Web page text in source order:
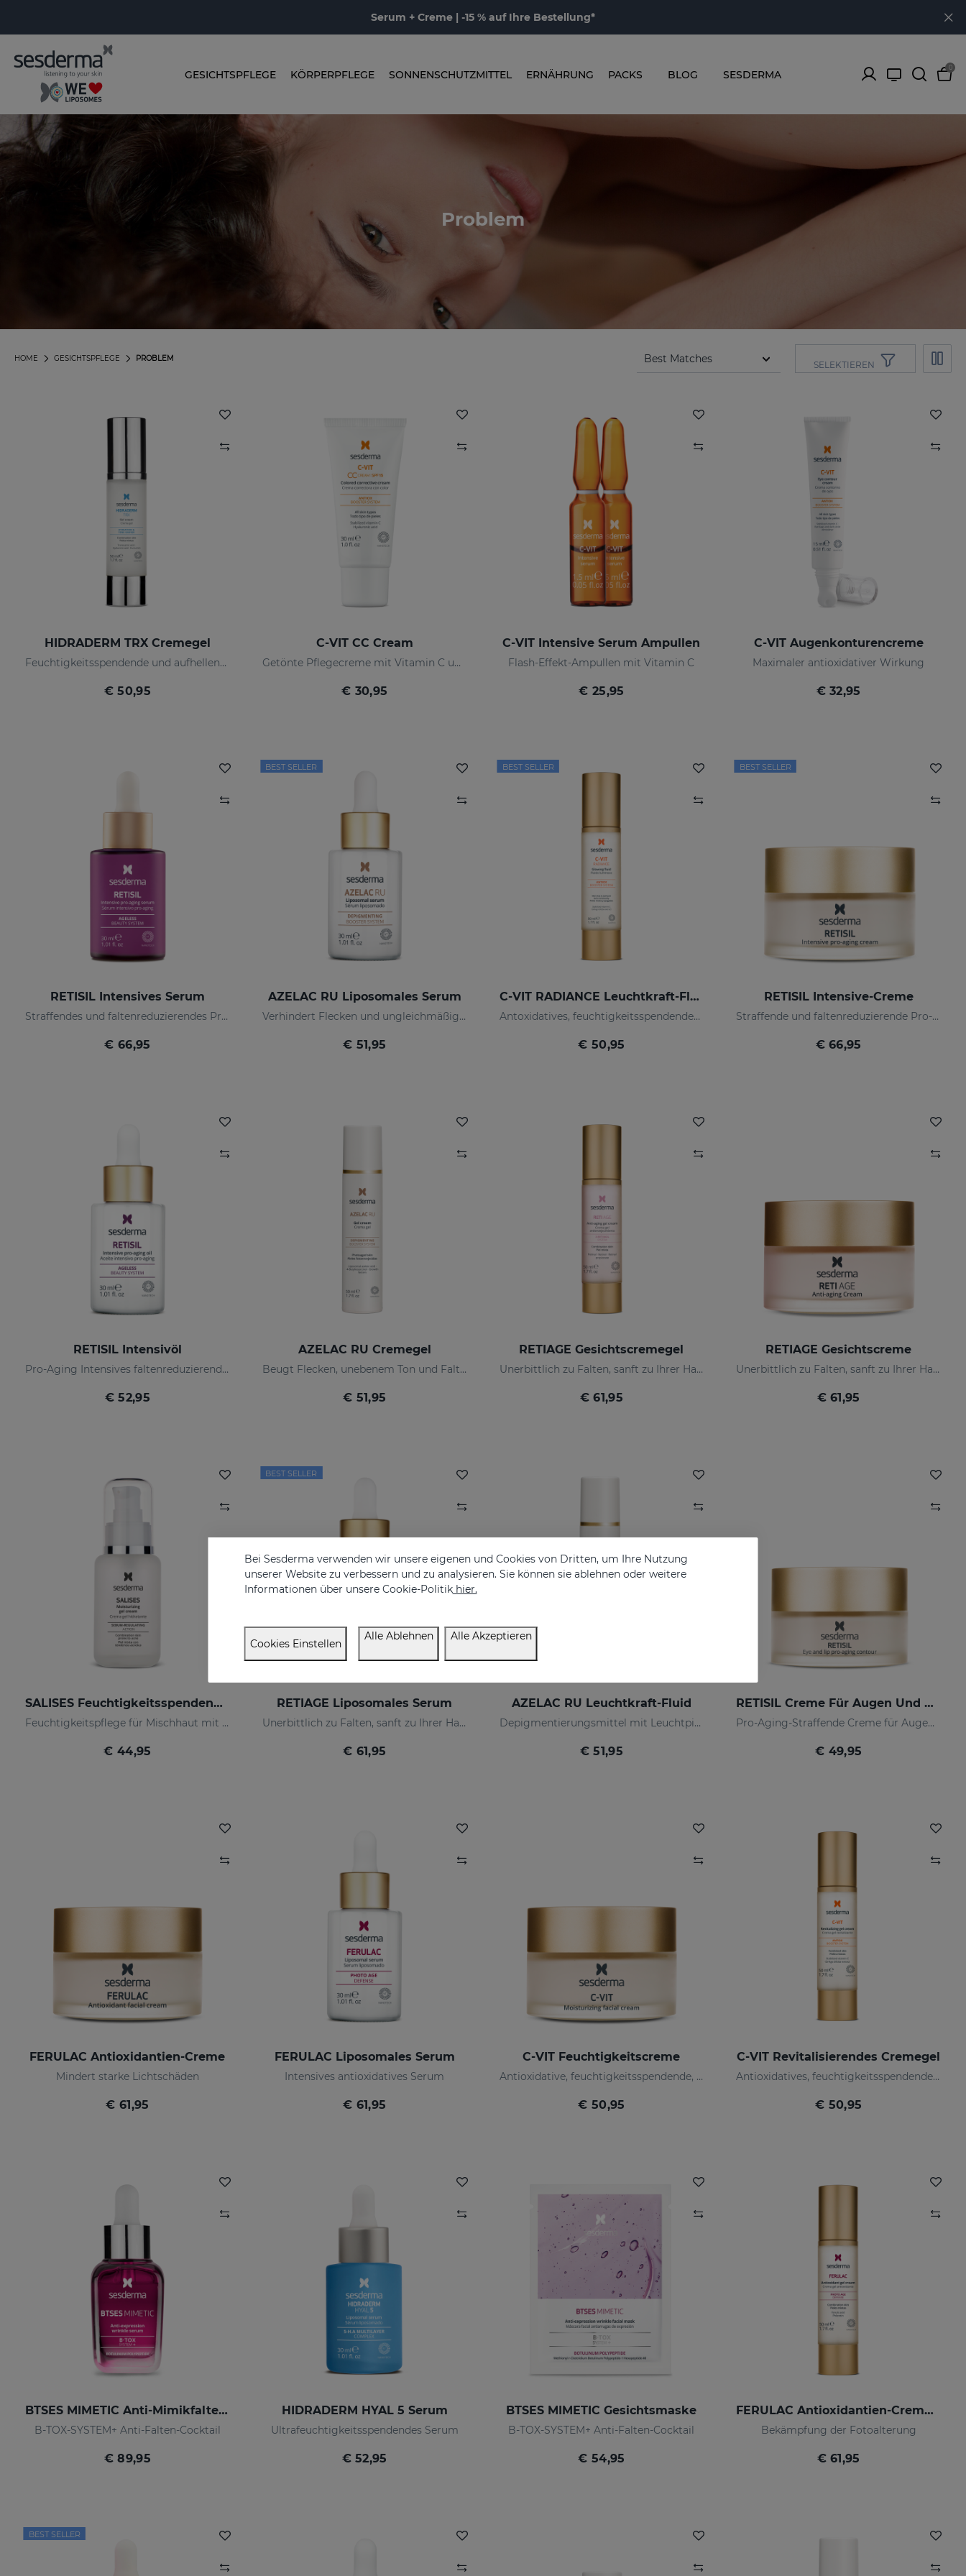
Serum + Creme | -15 % auf Ihre Bestellung*
GESICHTSPFLEGE KÖRPERPFLEGE SONNENSCHUTZMITTEL ERNÄHRUNG PACKS BLOG SESDERMA
0
Problem
PROBLEM
GESICHTSPFLEGE
HOME
SELEKTIEREN
HIDRADERM TRX Cremegel
Feuchtigkeitsspendende und aufhellende Wirkung für Mischhaut
€ 50,95
C-VIT CC Cream
Getönte Pflegecreme mit Vitamin C und Hyaluronsäure
€ 30,95
C-VIT Intensive Serum Ampullen
Flash-Effekt-Ampullen mit Vitamin C
€ 25,95
C-VIT Augenkonturencreme
Maximaler antioxidativer Wirkung
€ 32,95
RETISIL Intensives Serum
Straffendes und faltenreduzierendes Pro-Aging-Intensiv-Serum
€ 66,95
BEST SELLER
AZELAC RU Liposomales Serum
Verhindert Flecken und ungleichmäßigen Hautton
€ 51,95
BEST SELLER
C-VIT RADIANCE Leuchtkraft-Fluid
Antoxidatives, feuchtigkeitsspendendes, faltenhemmendes und aufhellendes Fluid
€ 50,95
BEST SELLER
RETISIL Intensive-Creme
Straffende und faltenreduzierende Pro-Aging-Gesichtscreme
€ 66,95
RETISIL Intensivöl
Pro-Aging Intensives faltenreduzierendes Gesichtsöl
€ 52,95
AZELAC RU Cremegel
Beugt Flecken, unebenem Ton und Falten der Haut vor
€ 51,95
RETIAGE Gesichtscremegel
Unerbittlich zu Falten, sanft zu Ihrer Haut
€ 61,95
RETIAGE Gesichtscreme
Unerbittlich zu Falten, sanft zu Ihrer Haut
€ 61,95
SALISES Feuchtigkeitsspendendes Cremegel
Feuchtigkeitspflege für Mischhaut mit Neigung zu Akne
€ 44,95
BEST SELLER
RETIAGE Liposomales Serum
Unerbittlich zu Falten, sanft zu Ihrer Haut
€ 61,95
AZELAC RU Leuchtkraft-Fluid
Depigmentierungsmittel mit Leuchtpigmenten und Sonnenschutzfiltern
€ 51,95
RETISIL Creme Für Augen Und Lippen
Pro-Aging-Straffende Creme für Augen- und Lippenkonturen
€ 49,95
FERULAC Antioxidantien-Creme
Mindert starke Lichtschäden
€ 61,95
FERULAC Liposomales Serum
Intensives antioxidatives Serum
€ 61,95
C-VIT Feuchtigkeitscreme
Antioxidative, feuchtigkeitsspendende, faltenhemmende und aufhellende Creme
€ 50,95
C-VIT Revitalisierendes Cremegel
Antioxidatives, feuchtigkeitsspendendes, faltenhemmendes und aufhellendes Cremegel
€ 50,95
BTSES MIMETIC Anti-Mimikfalten-Serum
B-TOX-SYSTEM+ Anti-Falten-Cocktail
€ 89,95
HIDRADERM HYAL 5 Serum
Ultrafeuchtigkeitsspendendes Serum
€ 52,95
BTSES MIMETIC Gesichtsmaske
B-TOX-SYSTEM+ Anti-Falten-Cocktail
€ 54,95
FERULAC Antioxidantien-Creme-Gel
Bekämpfung der Fotoalterung
€ 61,95
BEST SELLER
Bei Sesderma verwenden wir unsere eigenen und Cookies von Dritten, um Ihre Nutzung
unserer Website zu verbessern und zu analysieren. Sie können sie ablehnen oder weitere
Informationen über unsere Cookie-Politikhier.
Cookies Einstellen
Alle Ablehnen Alle Akzeptieren